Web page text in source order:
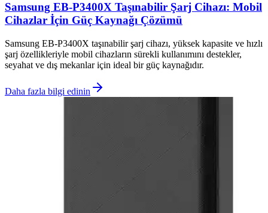
Samsung EB-P3400X Taşınabilir Şarj Cihazı: Mobil
Cihazlar İçin Güç Kaynağı Çözümü
Samsung EB-P3400X taşınabilir şarj cihazı, yüksek kapasite ve hızlı
şarj özellikleriyle mobil cihazların sürekli kullanımını destekler,
seyahat ve dış mekanlar için ideal bir güç kaynağıdır.
Daha fazla bilgi edinin